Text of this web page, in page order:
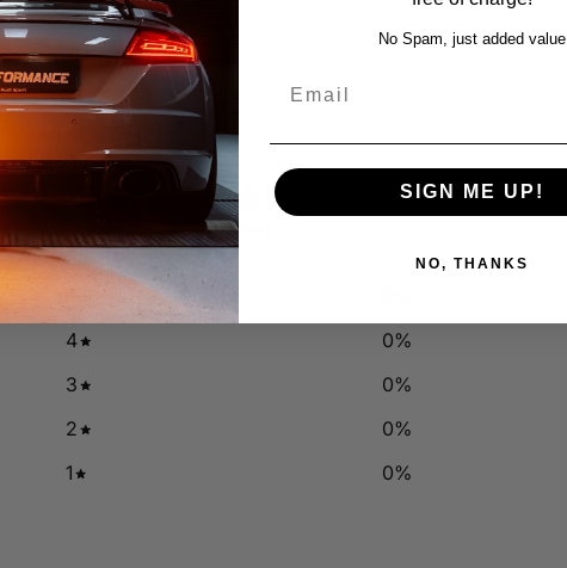
0 0 reviews
5
4
0%
3
0%
2
0%
1
0%
No Spam, just added value
SIGN ME UP!
NO, THANKS